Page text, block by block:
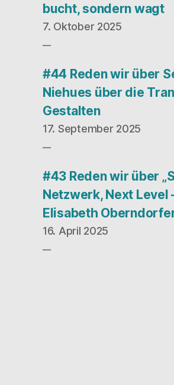
bucht, sondern wagt
7. Oktober 2025
#44 Reden wir über
Niehues über die
Gestalten
17. September 2025
#43 Reden wir über
Netzwerk, Next
Elisabeth
16. April 2025